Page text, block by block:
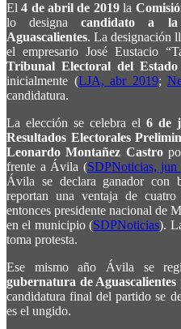
El4 de abril de 2019la
lo designacandidato a la
Aguascalientes. La designación
el empresario José Eustacio
Tribunal Electoral del Estado
inicialmente (LJA, abr 2019;
candidatura.
La elección se celebra el 6 de
Resultados Electorales
Leonardo Montañez Castro
frente a Ávila (SDPNoticias, jun
Ávila se declara ganador con
reportan una ventaja de
entonces presidente nacional de
en el municipio (SDPNoticias).
toma protesta.
Ese mismo año Ávila se
gubernatura de Aguascalientes
candidatura final del partido se
es el ungido.